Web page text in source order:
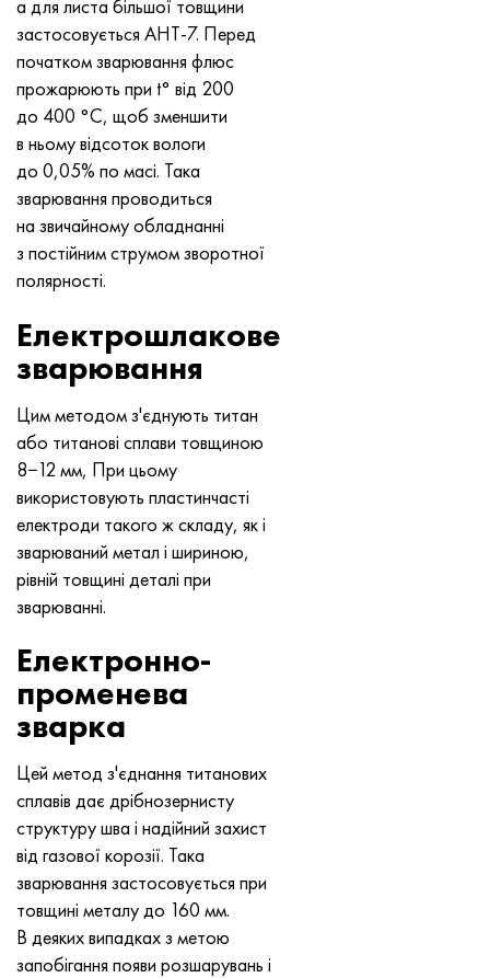
а для листа більшої товщини
застосовується АНТ-7. Перед
початком зварювання флюс
прожарюють при t° від 200
до 400 °C, щоб зменшити
в ньому відсоток вологи
до 0,05% по масі. Така
зварювання проводиться
на звичайному обладнанні
з постійним струмом зворотної
полярності.
Електрошлакове
зварювання
Цим методом з'єднують титан
або титанові сплави товщиною
8−12 мм, При цьому
використовують пластинчасті
електроди такого ж складу, як і
зварюваний метал і шириною,
рівній товщині деталі при
зварюванні.
Електронно-
променева
зварка
Цей метод з'єднання титанових
сплавів дає дрібнозернисту
структуру шва і надійний захист
від газової корозії. Така
зварювання застосовується при
товщині металу до 160 мм.
В деяких випадках з метою
запобігання появи розшарувань і
Хастеллой C-276
Хастеллой C2000
Хастеллой 3
Хастеллой x
Удимет 500
Удимет 720
40ХФА, 1.7223, aisi 4142
45Х, 45h, 1.7035
45ХН2МФА, k2425, 45hnmf
А40Г, 44smn28, 1.0762, 46s20